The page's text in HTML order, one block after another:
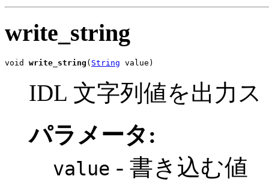
write_string
void write_string ( String value)
IDL 文字列値を出力
パラメータ:
value - 書き込む値